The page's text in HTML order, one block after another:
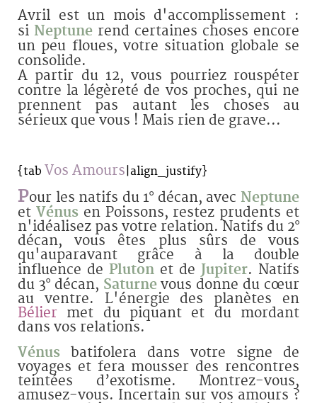
Avril est un mois d'accomplissement :
si Neptune rend certaines choses encore
un peu floues, votre situation globale se
consolide.
A partir du 12, vous pourriez rouspéter
contre la légèreté de vos proches, qui ne
prennent pas autant les choses au
sérieux que vous ! Mais rien de grave...
{tab Vos Amours |align_justify}
Pour les natifs du 1° décan, avec Neptune
et Vénusen Poissons, restez prudents et
n'idéalisez pas votre relation. Natifs du 2°
décan, vous êtes plus sûrs de vous
qu'auparavant grâce à la double
influence de Pluton et de Jupiter. Natifs
du 3° décan, Saturnevous donne du cœur
au ventre. L'énergie des planètes en
Bélier met du piquant et du mordant
dans vos relations.
Vénus batifolera dans votre signe de
voyages et fera mousser des rencontres
teintées d’exotisme. Montrez-vous,
amusez-vous. Incertain sur vos amours ?